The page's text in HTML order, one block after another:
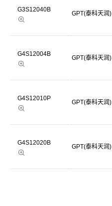
G3S12040B
GPT(泰科天润)
G4S12004B
GPT(泰科天润)
G4S12010P
GPT(泰科天润)
G4S12020B
GPT(泰科天润)